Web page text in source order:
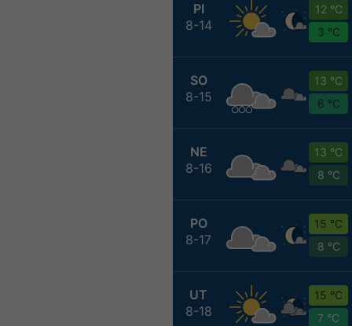
PI
8-14
12 °C
3 °C
SO
8-15
13 °C
6 °C
NE
8-16
13 °C
8 °C
PO
8-17
15 °C
8 °C
UT
8-18
15 °C
7 °C